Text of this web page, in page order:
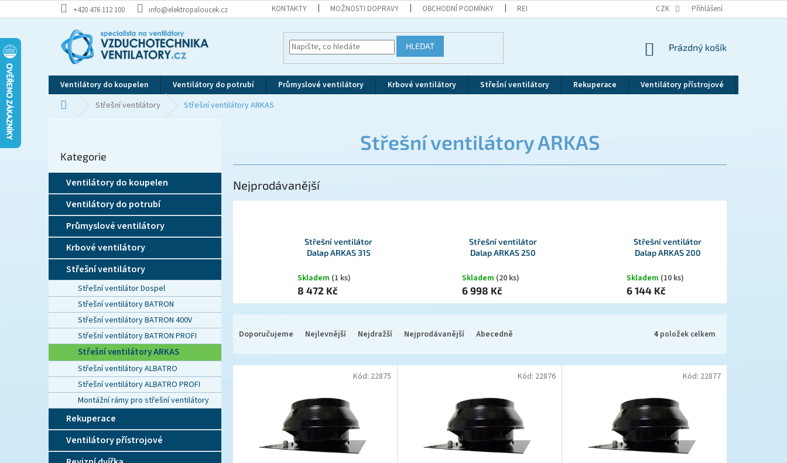
na
+420 476 112 100 info@elektropaloucek.cz KONTAKTY MOŽNOSTI DOPRAVY OBCHODNÍ PODMÍNKY REKLAMAČNÍ ŘÁD ZÁSADY OCHRANY OSOBNÍCH
CZK Přihlášení
HLEDAT
NÁKUPNÍ
Prázdný košík
Ventilátory do koupelen Ventilátory do potrubí Průmyslové ventilátory Krbové ventilátory Střešní ventilátory Rekuperace Ventilátory přístrojové
Domů Střešní ventilátory Střešní ventilátory ARKAS
r
n
p
e
kategorie
Kategorie
Ventilátory do koupelen
Ventilátory do potrubí
Průmyslové ventilátory
Krbové ventilátory
Střešní ventilátory
Střešní ventilátor Dospel
Střešní ventilátory BATRON
Střešní ventilátory BATRON 400V
Střešní ventilátory BATRON PROFI
Střešní ventilátory ARKAS
Střešní ventilátory ALBATRO
Střešní ventilátory ALBATRO PROFI
Montážní rámy pro střešní ventilátory
Rekuperace
Ventilátory přístrojové
Střešní ventilátory ARKAS
Nejprodávanější
Střešní ventilátor
Dalap ARKAS 315
Skladem (1 ks)
8 472 Kč
Střešní ventilátor
Dalap ARKAS 250
Skladem (20 ks)
6 998 Kč
Střešní ventilátor
Dalap ARKAS 200
Skladem (10 ks)
6 144 Kč
e
Doporučujeme Nejlevnější Nejdražší Nejprodávanější Abecedně 4 položek celkem
Kód: 22875 Kód: 22876 Kód: 22877